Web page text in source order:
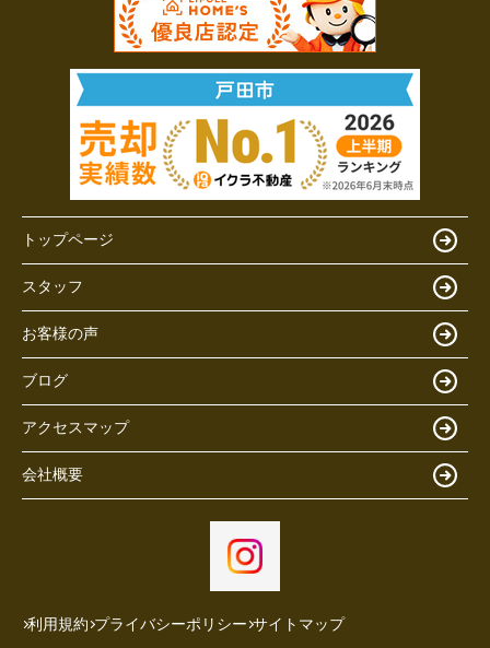
トップページ
スタッフ
お客様の声
ブログ
アクセスマップ
会社概要
利用規約 プライバシーポリシー サイトマップ